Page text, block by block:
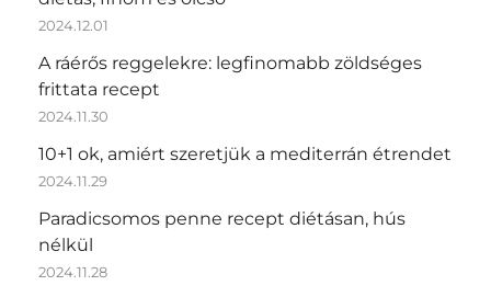
2024.12.01
A ráérős reggelekre: legfinomabb zöldséges
frittata recept
2024.11.30
10+1 ok, amiért szeretjük a mediterrán étrendet
2024.11.29
Paradicsomos penne recept diétásan, hús
nélkül
2024.11.28